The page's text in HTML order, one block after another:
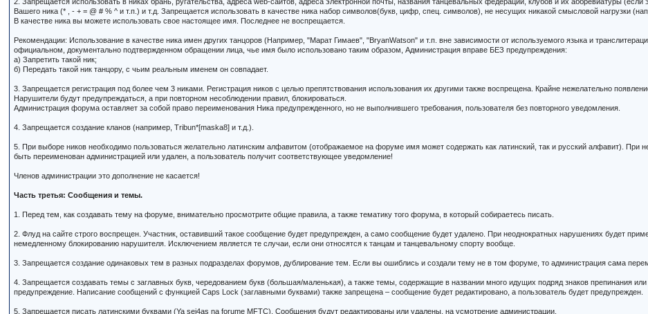
Вашего ника (* , - + = @ # % ^ и т.п.) и т.д. Запрещается использовать в качестве ника набор символов(букв, цифр, спец. символов), не несущих никакой смысловой нагрузки
В качестве ника вы можете использовать свое настоящее имя. Последнее не воспрещается.
Рекомендации: Использование в качестве ника имен других танцоров (Например, "Марат Гимаев", "BryanWatson" и т.п. вне зависимости от используемого языка и
официальном, документально подтвержденном обращении лица, чье имя было использовано таким образом, Администрация вправе БЕЗ предупреждения:
а) Запретить такой ник;
б) Передать такой ник танцору, с чьим реальным именем он совпадает.
3. Запрещается регистрация под более чем 3 никами. Регистрация ников с целью препятствования использования их другими также воспрещена. Крайне нежелательно
Нарушители будут предупреждаться, а при повторном несоблюдении правил, блокироваться.
Администрация форума оставляет за собой право переименования Ника предупрежденного, но не выполнившего требования, пользователя без повторного уведомления.
4. Запрещается создание кланов (например, Tribun*[maska8] и т.д.).
5. При выборе ников необходимо пользоваться желательно латинским алфавитом (отображаемое на форуме имя может содержать как латинский, так и русский алфавит). При
быть переименован администрацией или удален, а пользователь получит соответствующее уведомление!
Членов администрации это дополнение не касается!
Часть третья: Сообщения и темы.
1. Перед тем, как создавать тему на форуме, внимательно просмотрите общие правила, а также тематику того форума, в который собираетесь писать.
2. Флуд на сайте строго воспрещен. Участник, оставивший такое сообщение будет предупрежден, а само сообщение будет удалено. При неоднократных нарушениях будет
немедленному блокированию нарушителя. Исключением является те случаи, если они относятся к танцам и танцевальному спорту вообще.
3. Запрещается создание одинаковых тем в разных подразделах форумов, дублирование тем. Если вы ошиблись и создали тему не в том форуме, то администрация сама
4. Запрещается создавать темы с заглавных букв, чередованием букв (большая/маленькая), а также темы, содержащие в названии много идущих подряд знаков препинания
предупреждение. Написание сообщений с функцией Caps Lock (заглавными буквами) также запрещена – сообщение будет редактировано, а пользователь будет предупрежден.
5. Запрещается писать латинскими буквами (Ya sei4as na forume MFTC). Сообщения будут редактированы или удалены, на усмотрение администрации.